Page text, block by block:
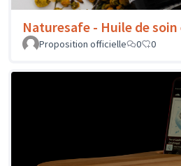
Naturesafe - Huile de
Proposition officielle 0 0